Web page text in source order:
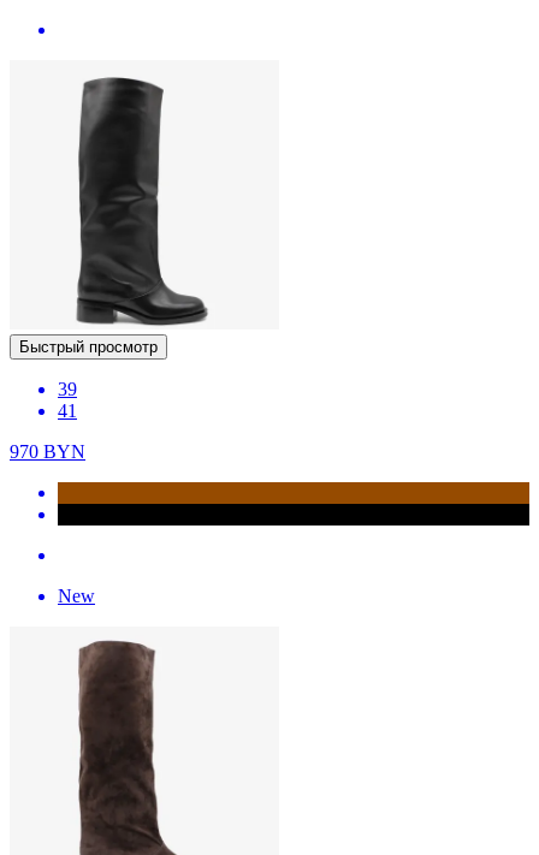
Быстрый просмотр
39
41
970 BYN
New